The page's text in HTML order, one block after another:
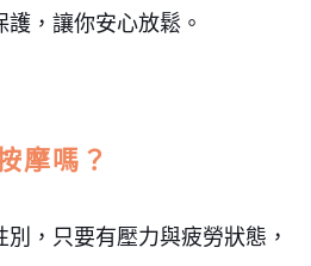
，讓你安心放鬆。
摩嗎？
，只要有壓力與疲勞狀態，